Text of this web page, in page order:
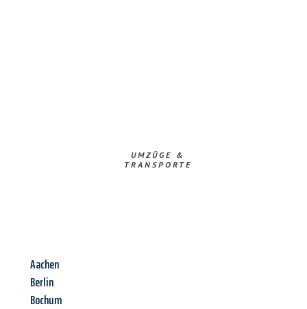
UMZÜGE &
TRANSPORTE
Aachen
Berlin
Bochum